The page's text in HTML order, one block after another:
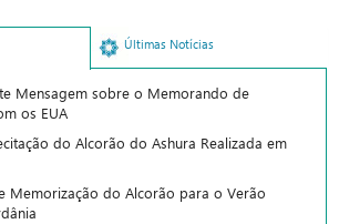
Últimas Notícias
Mensagem sobre o Memorando de
os EUA
do Alcorão do Ashura Realizada em
Memorização do Alcorão para o Verão